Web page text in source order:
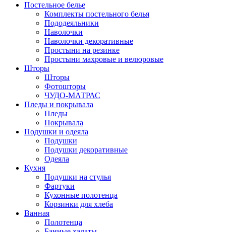
Постельное белье
Комплекты постельного белья
Пододеяльники
Наволочки
Наволочки декоративные
Простыни на резинке
Простыни махровые и велюровые
Шторы
Шторы
Фотошторы
ЧУДО-МАТРАС
Пледы и покрывала
Пледы
Покрывала
Подушки и одеяла
Подушки
Подушки декоративные
Одеяла
Кухня
Подушки на стулья
Фартуки
Кухонные полотенца
Корзинки для хлеба
Ванная
Полотенца